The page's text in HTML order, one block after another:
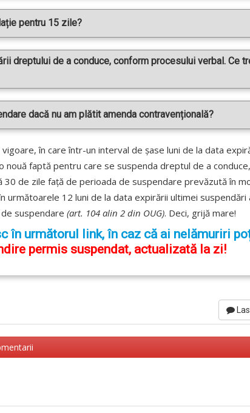
pentru 15 zile?
dreptului de a conduce, conform procesului verbal. Ce
dacă nu am plătit amenda contravențională?
în care într-un interval de șase luni de la data
faptă pentru care se suspenda dreptul de a
de zile față de perioada de suspendare prevăzută în
următoarele 12 luni de la data expirării ultimei suspendări
suspendare (art. 104 alin 2 din OUG). Deci, grijă mare!
în următorul link, în caz că ai nelămuriri
permis suspendat, actualizată la zi!